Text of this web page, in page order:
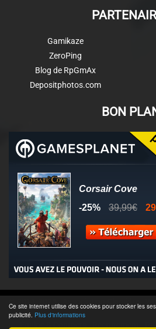
Ce site internet utilise des cookies pour stocker les
publicité. Plus d'informations
Gamikaze
ZeroPing
Blog de RpGmAx
Depositphotos.com
BON